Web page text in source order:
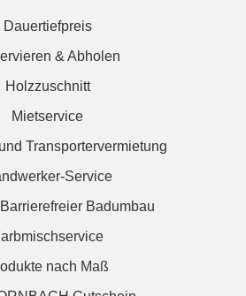
Dauertiefpreis
& Abholen
Holzzuschnitt
Mietservice
Transportervermietung
Service
Badumbau
nach Maß